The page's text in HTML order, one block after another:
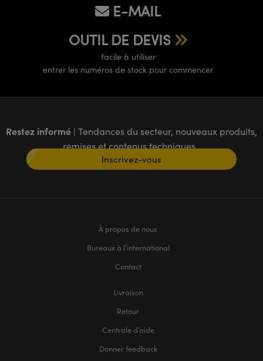
E-MAIL
OUTIL DE DEVIS
facile à utiliser
entrer les numéros de stock pour commencer
Restez informé | Tendances du secteur, nouveaux produits,
remises et contenus techniques
Inscrivez-vous
À propos de nous
Bureaux à l’international
Contact
Livraison
Retour
Centrale d’aide
Donner feedback